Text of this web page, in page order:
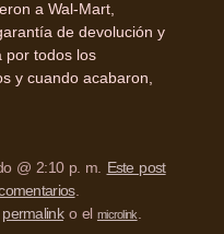
a Wal-Mart,
de devolución y
por todos los
y cuando acabaron,
@ 2:10 p. m. Este post
.
permalinko el microlink.